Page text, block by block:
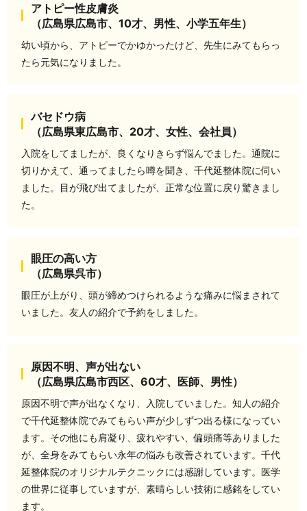
アトピー性皮膚炎
（広島県広島市、10才、男性、小学五年生）
幼い頃から、アトピーでかゆかったけど、先生にみてもらっ
たら元気になりました。
バセドウ病
（広島県東広島市、20才、女性、会社員）
入院をしてましたが、良くなりきらず悩んでました。通院に
切りかえて、通ってましたら噂を聞き、千代延整体院に伺い
ました。目が飛び出てましたが、正常な位置に戻り驚きまし
た。
眼圧の高い方
（広島県呉市）
眼圧が上がり、頭が締めつけられるような痛みに悩まされて
いました。友人の紹介で予約をしました。
原因不明、声が出ない
（広島県広島市西区、60才、医師、男性）
原因不明で声が出なくなり、入院していました。知人の紹介
で千代延整体院でみてもらい声が少しずつ出る様になってい
ます。その他にも肩凝り、疲れやすい、偏頭痛等ありました
が、全身をみてもらい永年の悩みも改善されています。千代
延整体院のオリジナルテクニックには感謝しています。医学
の世界に従事していますが、素晴らしい技術に感銘をしてい
ます。